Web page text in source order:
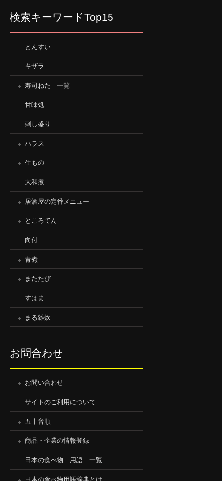
検索キーワードTop15
とんすい
キザラ
寿司ねた 一覧
甘味処
刺し盛り
ハラス
生もの
大和煮
居酒屋の定番メニュー
ところてん
向付
青煮
またたび
すはま
まる雑炊
お問合わせ
お問い合わせ
サイトのご利用について
五十音順
商品・企業の情報登録
日本の食べ物 用語 一覧
日本の食べ物用語辞典とは